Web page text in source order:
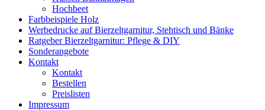
Hochbeet
Farbbeispiele Holz
Werbedrucke auf Bierzeltgarnitur, Stehtisch und Bänke
Ratgeber Bierzeltgarnitur: Pflege & DIY
Sonderangebote
Kontakt
Kontakt
Bestellen
Preislisten
Impressum